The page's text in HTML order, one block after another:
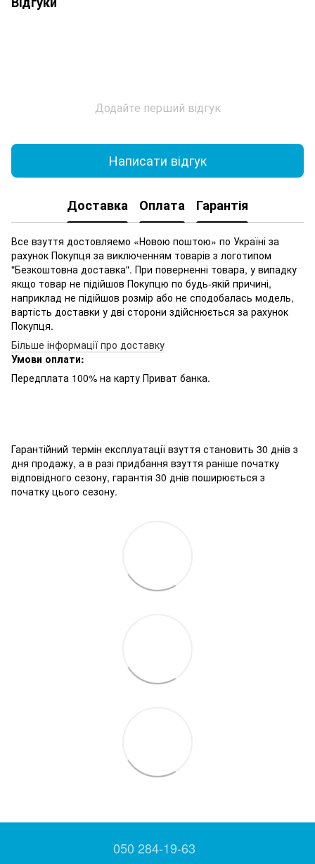
Додайте перший відгук
Написати відгук
Доставка Оплата Гарантія
Все взуття достовляемо «Новою поштою» по Україні за
рахунок Покупця за виключенням товарів з логотипом
"Безкоштовна доставка". При поверненні товара, у випадку
якщо товар не підійшов Покупцю по будь-якій причині,
наприклад не підійшов розмір або не сподобалась модель,
вартість доставки у дві сторони здійснюється за рахунок
Покупця.
Більше інформації про доставку
Умови оплати:
Передплата 100% на карту Приват банка.
Гарантійний термін експлуатації взуття становить 30 днів з
дня продажу, а в разі придбання взуття раніше початку
відповідного сезону, гарантія 30 днів поширюється з
початку цього сезону.
050 284-19-63